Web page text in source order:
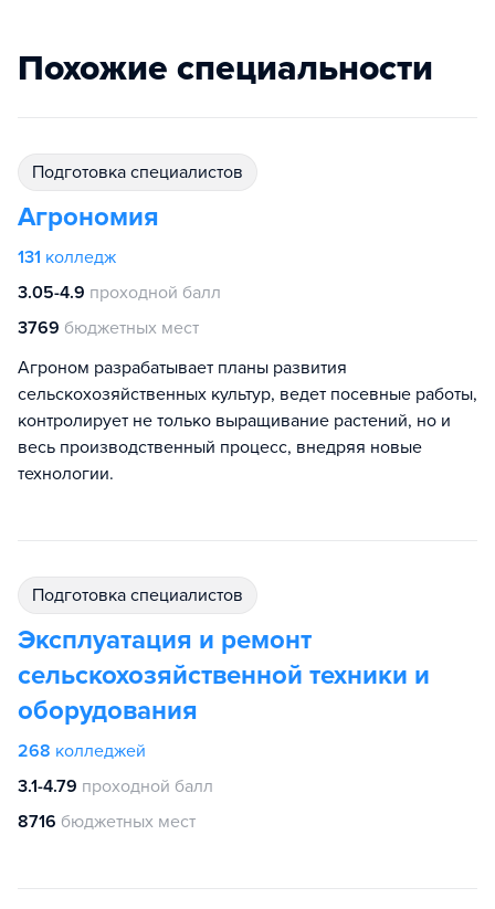
Похожие специальности
подготовка специалистов
Агрономия
131 колледж
3.05-4.9 проходной балл
3769 бюджетных мест
Агроном разрабатывает планы развития
сельскохозяйственных культур, ведет посевные работы,
контролирует не только выращивание растений, но и
весь производственный процесс, внедряя новые
технологии.
подготовка специалистов
Эксплуатация и ремонт
сельскохозяйственной техники и
оборудования
268 колледжей
3.1-4.79 проходной балл
8716 бюджетных мест